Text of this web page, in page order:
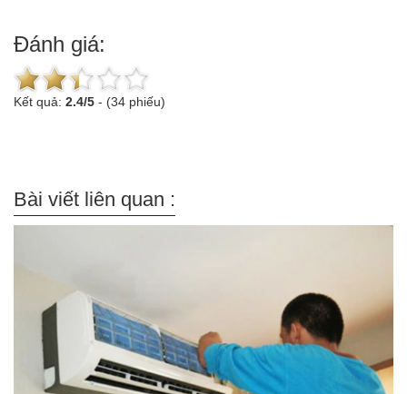
Đánh giá:
Kết quả: 2.4/5 - (34 phiếu)
Bài viết liên quan :